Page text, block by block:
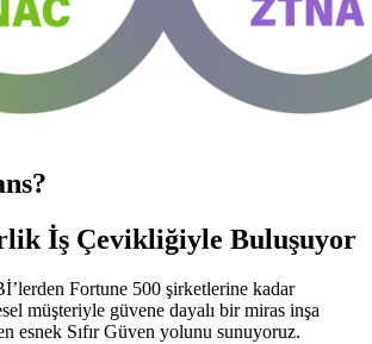
İş Çevikliğiyle Buluşuyor
Fortune 500 şirketlerine kadar
müşteriyle güvene dayalı bir miras inşa
esnek Sıfır Güven yolunu sunuyoruz.